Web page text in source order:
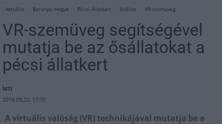
Aktuális Baranya megye Pécsi Állatkert ősállat VR-szemüveg
VR-szemüveg segítségével
mutatja be az ősállatokat a
pécsi állatkert
MTI
2018.09.20. 17:30
A virtuális valóság (VR) technikájával mutatja be a